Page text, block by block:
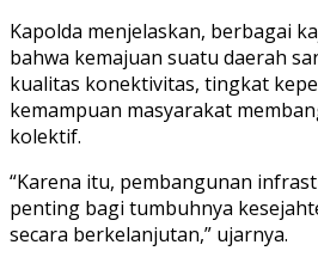
Kapolda menjelaskan, berbagai
bahwa kemajuan suatu daerah
kualitas konektivitas, tingkat
kemampuan masyarakat
kolektif.
“Karena itu, pembangunan
penting bagi tumbuhnya
secara berkelanjutan,” ujarnya.